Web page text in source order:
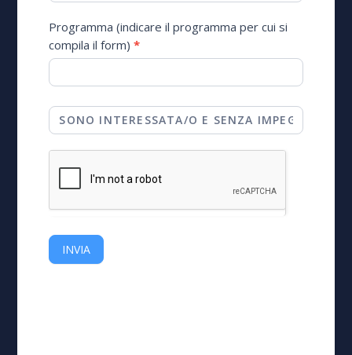
Programma (indicare il programma per cui si
compila il form)*
INVIA